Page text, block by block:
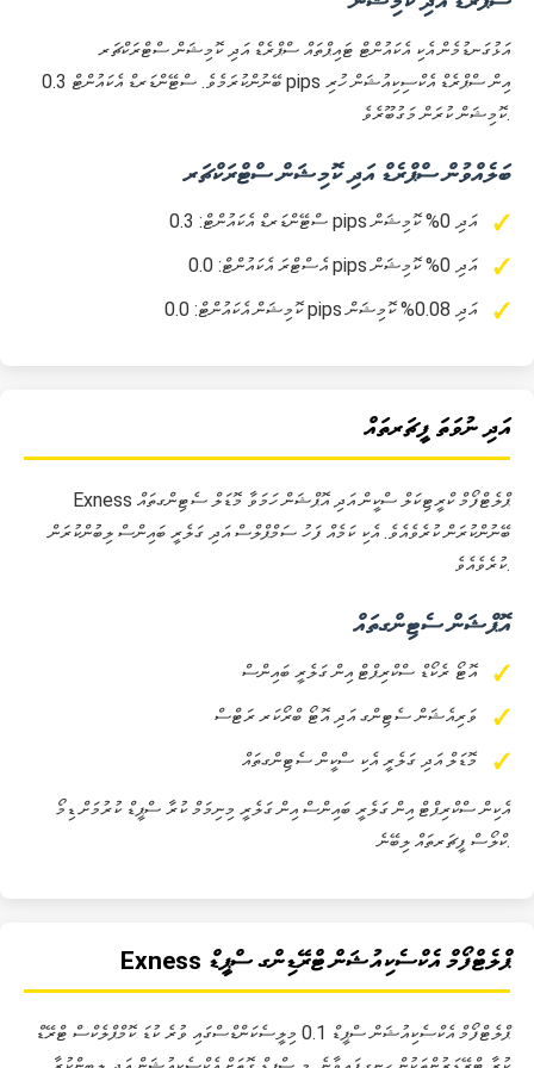
އަޅުގަނޑުމެން އެކި އެކައުންޓް ޓައިޕްތައް ސްޕްރެޑް އަދި ކޮމިޝަން ސްޓްރަކްޗަރ
ބޭނުންކުރަމެވެ. ސްޓޭންޑަރޑް އެކައުންޓް 0.3 pips އިން ސްޕްރެޑް އެކްސިކިއުޝަން ހުރި
ކޮމިޝަން ކުރަން މަގުބޫރެވެ.
ބަލެއްވުން ސްޕްރެޑް އަދި ކޮމިޝަން ސްޓްރަކްޗަރ
ސްޓޭންޑަރޑް އެކައުންޓް: 0.3 pips އަދި 0% ކޮމިޝަން
އެސްޓްރަ އެކައުންޓް: 0.0 pips އަދި 0% ކޮމިޝަން
ކޮމިޝަން އެކައުންޓް: 0.0 pips އަދި 0.08% ކޮމިޝަން
އަދި ނުވަތަ ފީޗަރތައް
Exness ޕްލެޓްފޯމް ކްރީޓިކަލް ސްކީން އަދި އޮޕްޝަން ހަމަވާ މޮޑަލް ސެޓިންގތައް
ބޭނުންކުރަން ކުރެވެއެވެ. އެކި ކަމެއް ފަހު ސަމްޕްލްސް އަދި ގަލެރީ ބައިންސް ލިބުންކުރަން
ކުރެވެއެވެ.
އޮޕްޝަން ސެޓިންގތައް
އޮޓޯ ރެކޯޑް ސްކްރިޕްޓް އިން ގަލެރީ ބައިންސް
ވަރިއެޝަން ސެޓިންގ އަދި އޮޓޯ ބްރޯކަރ ރަޓްސް
މޮޑަލް އަދި ގަލެރީ އެކި ސްކީން ސެޓިންގތައް
އެކިން ސްކްރިޕްޓް އިން ގަލެރީ ބައިންސް އިން ގަލެރީ މިނިމަމް ކުރާ ސްޕީޑް ކުރުމަށް ޑިމޯ
ކްލޯސް ފީޗަރތައް ލިބޭނެ.
Exness ޕްލެޓްފޯމް އެކްސެކިއުޝަން ޓްރޭޑިންގ ސްޕީޑް
ޕްލެޓްފޯމް އެކްސެކިއުޝަން ސްޕީޑް 0.1 މިލީސެކަންޑްސްގައި ވުރެ ކުޑަ ކޮމްޕްލެކްސް ޓްރޭޑް